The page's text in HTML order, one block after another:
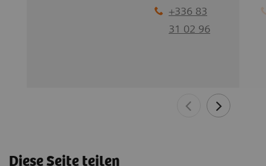
+336 83
31 02 96
Diese Seite teilen